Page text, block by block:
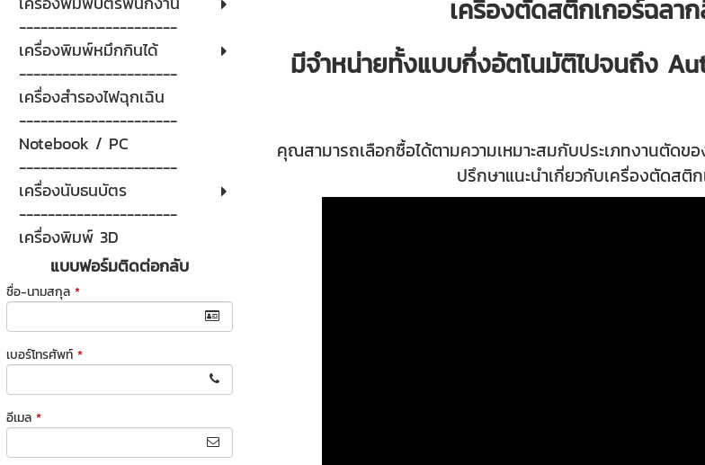
----------------------
เครื่องพิมพ์หมึกกินได้
----------------------
เครื่องสำรองไฟฉุกเฉิน
----------------------
Notebook / PC
----------------------
เครื่องนับธนบัตร
----------------------
เครื่องพิมพ์ 3D
แบบฟอร์มติดต่อกลับ
ชื่อ-นามสกุล *
เบอร์โทรศัพท์ *
อีเมล *
เครื่องตัดสติกเกอร์ฉลา
มีจำหน่ายทั้งแบบกึ่งอัตโนมัติไปจนถึง
คุณสามารถเลือกซื้อได้ตามความเหมาะสมกับประเภทงานตัดข
ปรึกษาแนะนำเกี่ยวกับเครื่องตัดสติ